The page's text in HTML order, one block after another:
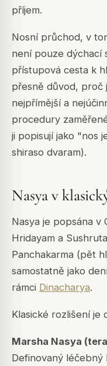
příjem.
Nosní průchod, v
není pouze
přístupová cesta k
přesně důvod, proč
nejpřímější a
procedury
ji popisují jako "nos
shiraso dvaram).
Nasya v
Nasya je popsána v
Hridayam a
Panchakarma (pět
samostatně jako
rámci Dinacharya.
Klasické rozlišení je
Marsha Nasya
Definovaný